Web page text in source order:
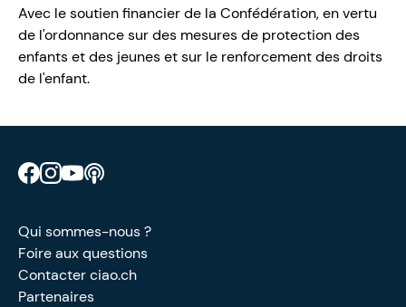
Avec le soutien financier de la Confédération, en vertu
de l'ordonnance sur des mesures de protection des
enfants et des jeunes et sur le renforcement des droits
de l'enfant.
Retrouve CIAO sur Facebook
Retrouve CIAO sur Instagram
Retrouve CIAO sur YouTube
Qui sommes-nous ?
Foire aux questions
Contacter ciao.ch
Partenaires